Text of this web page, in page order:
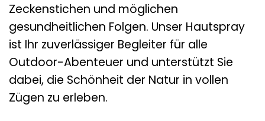
Zeckenstichen und möglichen
gesundheitlichen Folgen. Unser Hautspray
ist Ihr zuverlässiger Begleiter für alle
Outdoor-Abenteuer und unterstützt Sie
dabei, die Schönheit der Natur in vollen
Zügen zu erleben.